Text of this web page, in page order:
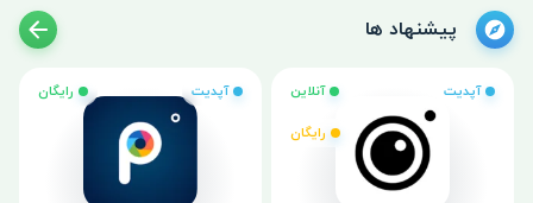
پیشنهاد ها
آپدیت آنلاین
رایگان
آپدیت رایگان